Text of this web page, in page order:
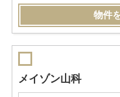
物件
メイゾン山科